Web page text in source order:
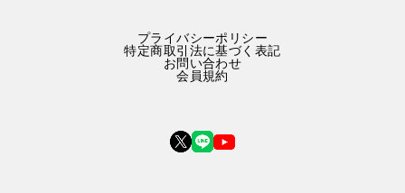
プライバシーポリシー
特定商取引法に基づく表記
お問い合わせ
会員規約